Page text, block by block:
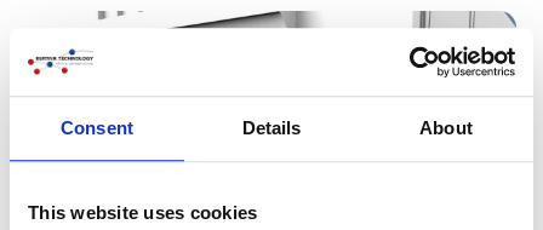
Consent Details About
This website uses cookies